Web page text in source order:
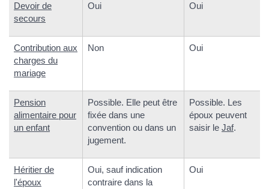
Devoir de
secours
Oui Oui
Contribution aux
charges du
mariage
Non Oui
Pension
alimentaire pour
un enfant
Possible. Elle peut être
fixée dans une
convention ou dans un
jugement.
Possible. Les
époux peuvent
saisir le Jaf.
Héritier de
l'époux
Oui, sauf indication
contraire dans la
Oui